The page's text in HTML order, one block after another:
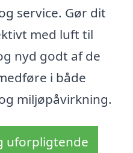
service. Gør dit
med luft til
nyd godt af de
i både
miljøpåvirkning.
uforpligtende